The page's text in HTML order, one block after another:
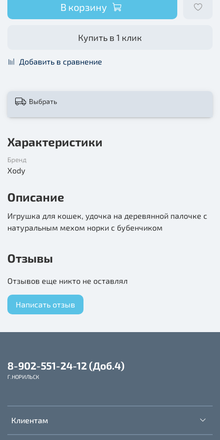
В корзину
Купить в 1 клик
Добавить в сравнение
Выбрать
Характеристики
Бренд
Xody
Описание
Игрушка для кошек, удочка на деревянной палочке с
натуральным мехом норки с бубенчиком
Отзывы
Отзывов еще никто не оставлял
Написать отзыв
Клиентам
8-902-551-24-12 (Доб.4)
Г.НОРИЛЬСК